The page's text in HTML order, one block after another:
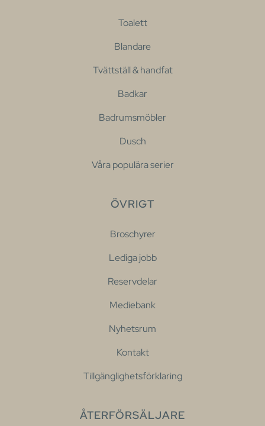
Toalett
Blandare
Tvättställ & handfat
Badkar
Badrumsmöbler
Dusch
Våra populära serier
ÖVRIGT
Broschyrer
Lediga jobb
Reservdelar
Mediebank
Nyhetsrum
Kontakt
Tillgänglighetsförklaring
ÅTERFÖRSÄLJARE